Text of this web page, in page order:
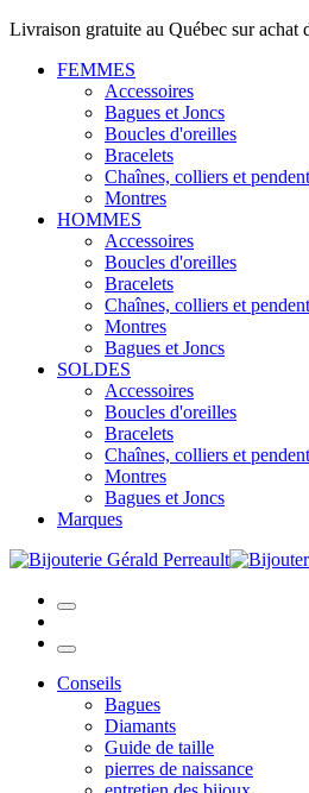
Livraison gratuite au Québec sur achat
FEMMES
Accessoires
Bagues et Joncs
Boucles d'oreilles
Bracelets
Chaînes, colliers et
Montres
HOMMES
Accessoires
Boucles d'oreilles
Bracelets
Chaînes, colliers et
Montres
Bagues et Joncs
SOLDES
Accessoires
Boucles d'oreilles
Bracelets
Chaînes, colliers et
Montres
Bagues et Joncs
Marques
Conseils
Bagues
Diamants
Guide de taille
pierres de naissance